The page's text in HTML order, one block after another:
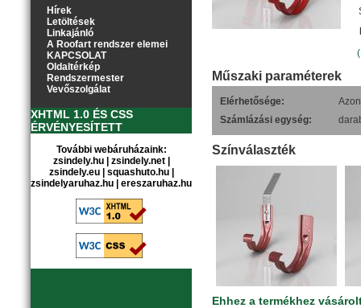
Hírek
Letöltések
Linkajánló
A Roofart rendszer elemei
KAPCSOLAT
Oldaltérkép
Rendszermester
Vevőszolgálat
XHTML 1.0 ÉS CSS
ÉRVÉNYESÍTETT
További webáruházaink:
zsindely.hu| zsindely.net|
zsindely.eu| squashuto.hu|
zsindelyaruhaz.hu
ereszaruhaz.hu
Műszaki paraméterek
Elérhetősége:
Számlázási egység:
Színválaszték
Ehhez a termékhez